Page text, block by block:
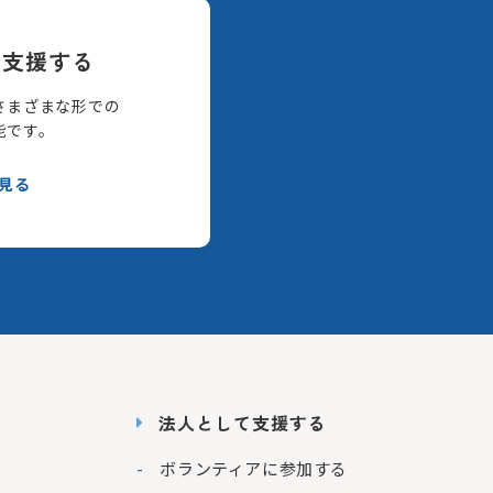
援する
ざまな形での
す。
る
法人として支援する
ボランティアに参加する